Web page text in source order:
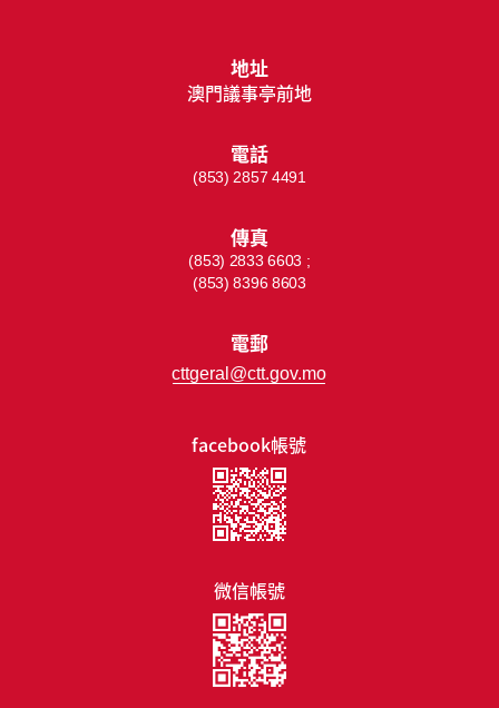
facebook帳號
微信帳號
地址
澳門議事亭前地
電話
(853) 2857 4491
傳真
(853) 2833 6603 ;
(853) 8396 8603
電郵
cttgeral@ctt.gov.mo